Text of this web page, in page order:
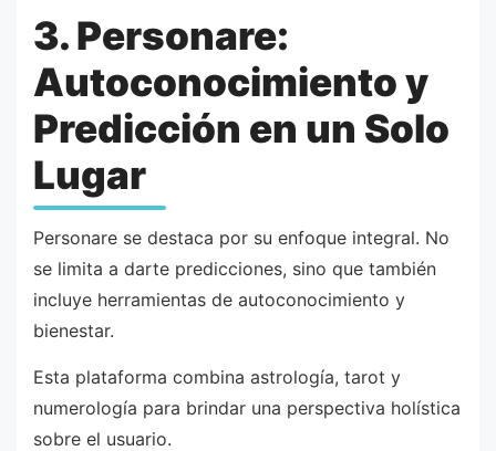
3. Personare:
Autoconocimiento y
Predicción en un Solo
Lugar
Personare se destaca por su enfoque integral. No
se limita a darte predicciones, sino que también
incluye herramientas de autoconocimiento y
bienestar.
Esta plataforma combina astrología, tarot y
numerología para brindar una perspectiva holística
sobre el usuario.